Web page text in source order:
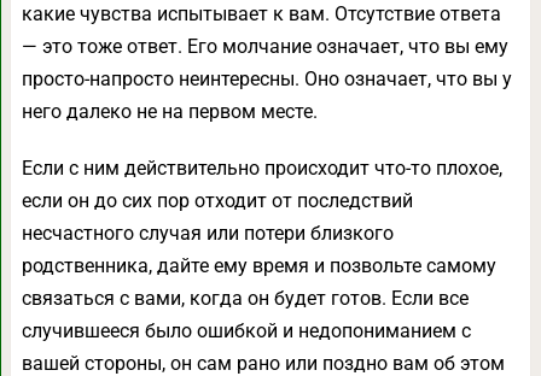
какие чувства испытывает к вам. Отсутствие ответа
— это тоже ответ. Его молчание означает, что вы ему
просто-напросто неинтересны. Оно означает, что вы у
него далеко не на первом месте.
Если с ним действительно происходит что-то плохое,
если он до сих пор отходит от последствий
несчастного случая или потери близкого
родственника, дайте ему время и позвольте самому
связаться с вами, когда он будет готов. Если все
случившееся было ошибкой и недопониманием с
вашей стороны, он сам рано или поздно вам об этом